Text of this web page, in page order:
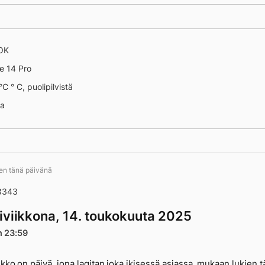
14 Pro
° C, puolipilvistä
tänä päivänä
14. toukokuuta 2025
23:59